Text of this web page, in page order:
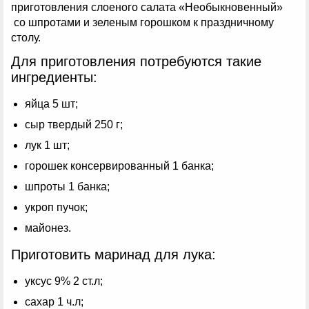
приготовления слоеного салата «Необыкновенный»
со шпротами и зеленым горошком к праздничному
столу.
Для приготовления потребуются такие
ингредиенты:
яйца 5 шт;
сыр твердый 250 г;
лук 1 шт;
горошек консервированный 1 банка;
шпроты 1 банка;
укроп пучок;
майонез.
Приготовить маринад для лука:
уксус 9% 2 ст.л;
сахар 1 ч.л;